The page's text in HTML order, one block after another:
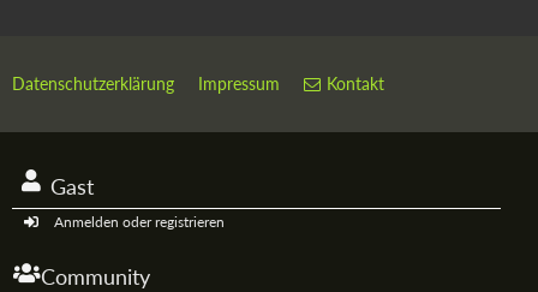
Datenschutzerklärung Impressum Kontakt
Gast
Anmelden oder registrieren
Community